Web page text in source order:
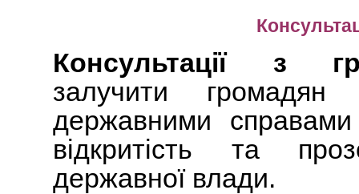
Консультації з
залучити
державними справами
відкритість та
державної влади.